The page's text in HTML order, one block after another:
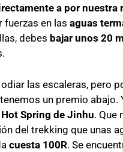
a por nuestra
fuerzas en las aguas
debes bajar unos 20
las escaleras, pero
un premio abajo.
Hot Spring de Jinhu. Que
del trekking que unas
cuesta 100R. Se